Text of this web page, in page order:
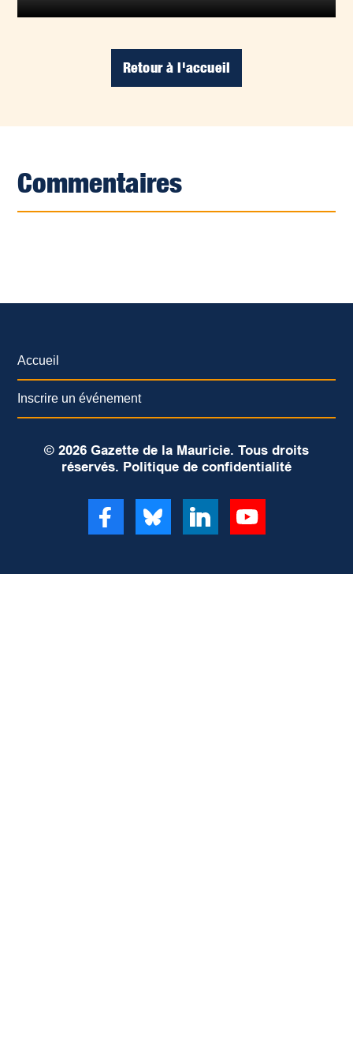
Retour à l'accueil
Commentaires
Accueil
Inscrire un événement
© 2026 Gazette de la Mauricie. Tous droits
réservés. Politique de confidentialité